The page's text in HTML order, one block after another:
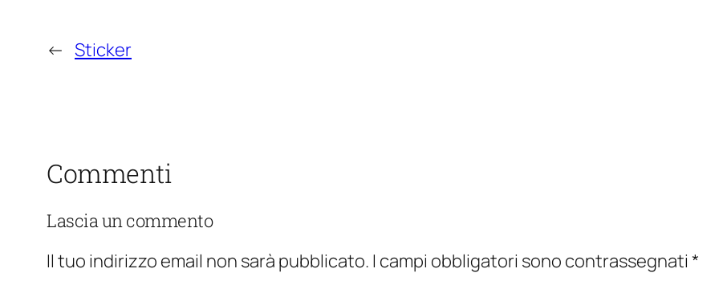
← Sticker
Commenti
Lascia un commento
Il tuo indirizzo email non sarà pubblicato. I campi obbligatori sono contrassegnati *